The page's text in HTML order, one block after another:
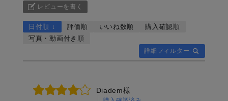
レビューを書く
詳細フィルター
日付順 ↓ 評価順 いいね数順
購入確認順
写真・動画付き順
Diadem様